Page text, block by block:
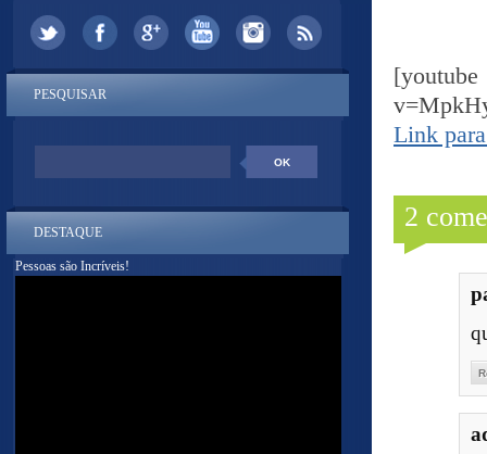
Link
2
PESQUISAR
DESTAQUE
Pessoas são Incríveis!